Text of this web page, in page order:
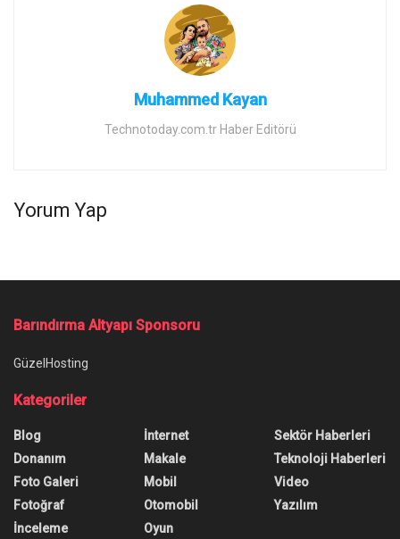
Muhammed Kayan
Technotoday.com.tr Haber Editörü
Yorum Yap
Barındırma Altyapı Sponsoru
GüzelHosting
Kategoriler
Blog
Donanım
Foto Galeri
Fotoğraf
İnceleme
İnternet
Makale
Mobil
Otomobil
Oyun
Sektör Haberleri
Teknoloji Haberleri
Video
Yazılım